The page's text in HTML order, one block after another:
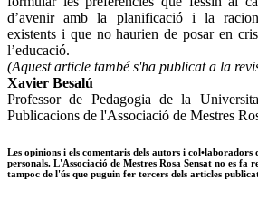
d’avenir amb la planificació i la
existents i que no haurien de posar en
l’educació.
(Aquest article també s'ha publicat a la
Xavier Besalú
Professor de Pedagogia de la
Publicacions de l'Associació de Mestres
Les opinions i els comentaris dels autors i col•laboradors
personals. L'Associació de Mestres Rosa Sensat no es fa
tampoc de l'ús que puguin fer tercers dels articles